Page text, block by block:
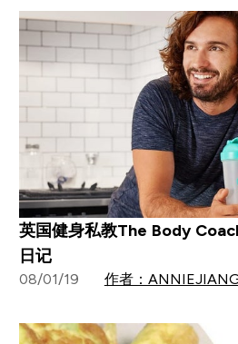
英国健身私教The Body
日记
08/01/19 作者：